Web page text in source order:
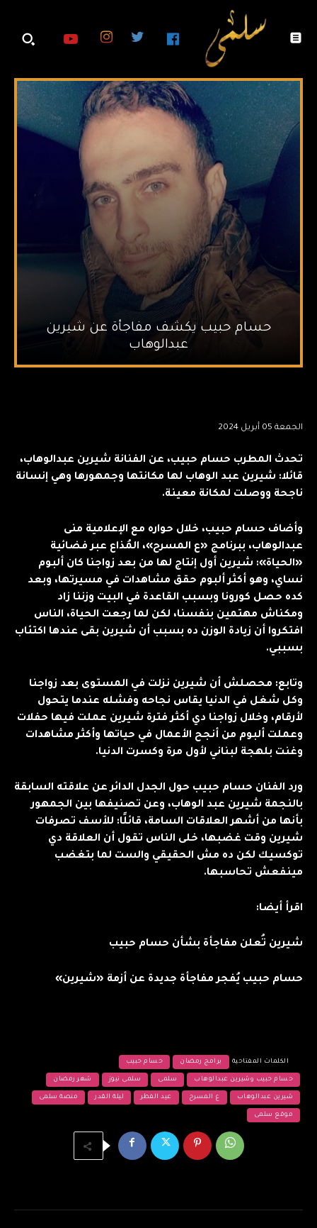
حسام حبيب يكشف مفاجأة عن شيرين
عبدالوهاب
الجمعة 05 أبريل 2024
تحدث المطرب حسام حبيب، عن الفنانة شيرين عبدالوهاب،
قائلا: شيرين عبد الوهاب لها مكانتها وجمهورها وهي إنسانة
ناجحة ووصلت لمكانة معينة.
وأضاف حسام حبيب، خلال حواره مع الإعلامية منى
عبدالوهاب، ببرنامج «ع المسرح»، المُذاع عبر فضائية
«الحياة»: شيرين أول إنتاج لها من بعد زواجنا كان ألبوم
نساي، وهو أكثر ألبوم حقق مشاهدات في مسيرتها، وبعد
كده حصل كورونا وبسبب القاعدة في البيت وزننا زاد
ومكناش مهتمين بنفسنا، لكن لما رجعت الحياة، الناس
افتكروا أن زيادة الوزن ده بسبب أن شيرين بقى عندها اكتئاب
بسببي.
وتابع: محصلش أن شيرين نزلت في المستوى بعد زواجنا
وكل شغل في الدنيا يقاس نجاحه وفشله عندما يتحول
لأرقام، وخلال زواجنا دي أكثر فترة شيرين عملت فيها حفلات
وعملت ألبوم من أنجح الأعمال في حياتها وأكثر مشاهدات
وغنت بلهجة لبناني لأول مرة وكسرت الدنيا.
ورد الفنان حسام حبيب حول الجدل الدائر عن علاقته السابقة
بالنجمة شيرين عبد الوهاب، وعن تصنيفها بين الجمهور
بأنها من أشهر العلاقات السامة، قائلًا: للأسف تصرفات
شيرين وقت غضبها، خلى الناس تقول أن العلاقة دي
توكسيك لكن ده مش الحقيقي والست لما بتغضب
مينفعش تحاسبها.
اقرأ أيضا:
شيرين تُعلن مفاجأة بشأن حسام حبيب
حسام حبيب يُفجر مفاجأة جديدة عن أزمة «شيرين»
الكلمات المفتاحية برامج رمضان حسام حبيب
حسام حبيب وشيرين عبدالوهاب سلمى سلمى نيوز شهر رمضان
شيرين عبدالوهاب ع المسرح عيد الفطر ليلة القدر منصة سلمى
موقع سلمى